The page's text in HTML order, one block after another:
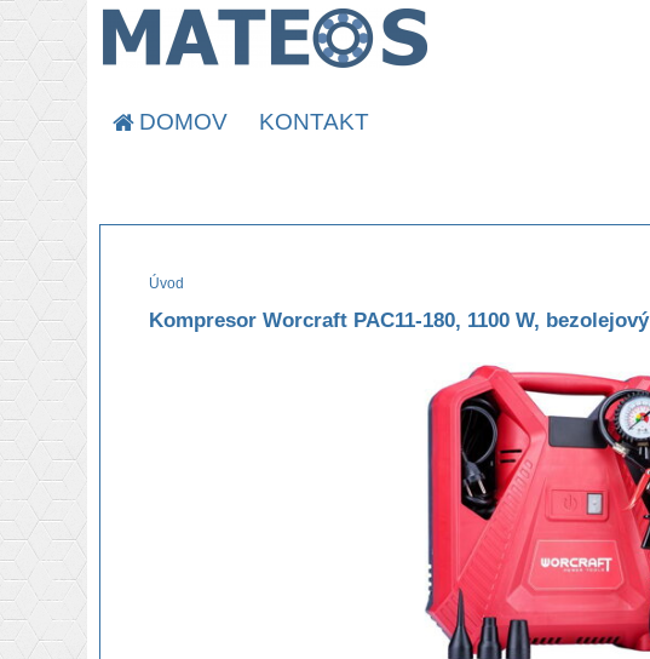
DOMOV KONTAKT
Úvod
Kompresor Worcraft PAC11-180, 1100 W, bezolejový